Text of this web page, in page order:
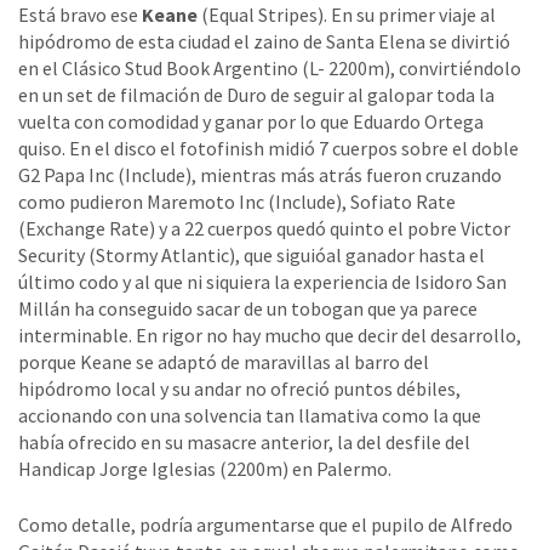
Está bravo ese Keane (Equal Stripes). En su primer viaje al
hipódromo de esta ciudad el zaino de Santa Elena se divirtió
en el Clásico Stud Book Argentino (L- 2200m), convirtiéndolo
en un set de filmación de Duro de seguir al galopar toda la
vuelta con comodidad y ganar por lo que Eduardo Ortega
quiso. En el disco el fotofinish midió 7 cuerpos sobre el doble
G2 Papa Inc (Include), mientras más atrás fueron cruzando
como pudieron Maremoto Inc (Include), Sofiato Rate
(Exchange Rate) y a 22 cuerpos quedó quinto el pobre Victor
Security (Stormy Atlantic), que siguióal ganador hasta el
último codo y al que ni siquiera la experiencia de Isidoro San
Millán ha conseguido sacar de un tobogan que ya parece
interminable. En rigor no hay mucho que decir del desarrollo,
porque Keane se adaptó de maravillas al barro del
hipódromo local y su andar no ofreció puntos débiles,
accionando con una solvencia tan llamativa como la que
había ofrecido en su masacre anterior, la del desfile del
Handicap Jorge Iglesias (2200m) en Palermo.
Como detalle, podría argumentarse que el pupilo de Alfredo